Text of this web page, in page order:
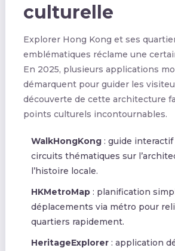
culturelle
Explorer Hong Kong et ses
emblématiques réclame une
En 2025, plusieurs applications
démarquent pour guider les
découverte de cette architecture
points culturels incontournables.
WalkHongKong: guide
circuits thématiques sur
l’histoire locale.
HKMetroMap: planification
déplacements via métro pour
quartiers rapidement.
HeritageExplorer: application